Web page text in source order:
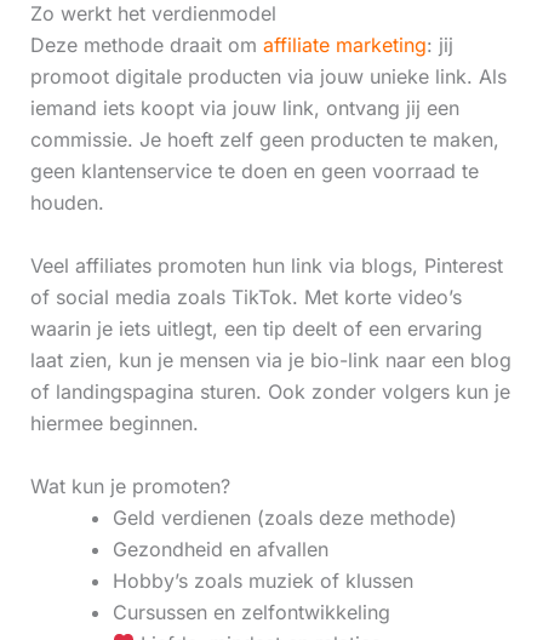
Zo werkt het verdienmodel
Deze methode draait om affiliate marketing: jij
promoot digitale producten via jouw unieke link. Als
iemand iets koopt via jouw link, ontvang jij een
commissie. Je hoeft zelf geen producten te maken,
geen klantenservice te doen en geen voorraad te
houden.
Veel affiliates promoten hun link via blogs, Pinterest
of social media zoals TikTok. Met korte video’s
waarin je iets uitlegt, een tip deelt of een ervaring
laat zien, kun je mensen via je bio-link naar een blog
of landingspagina sturen. Ook zonder volgers kun je
hiermee beginnen.
Wat kun je promoten?
Geld verdienen (zoals deze methode)
Gezondheid en afvallen
Hobby’s zoals muziek of klussen
Cursussen en zelfontwikkeling